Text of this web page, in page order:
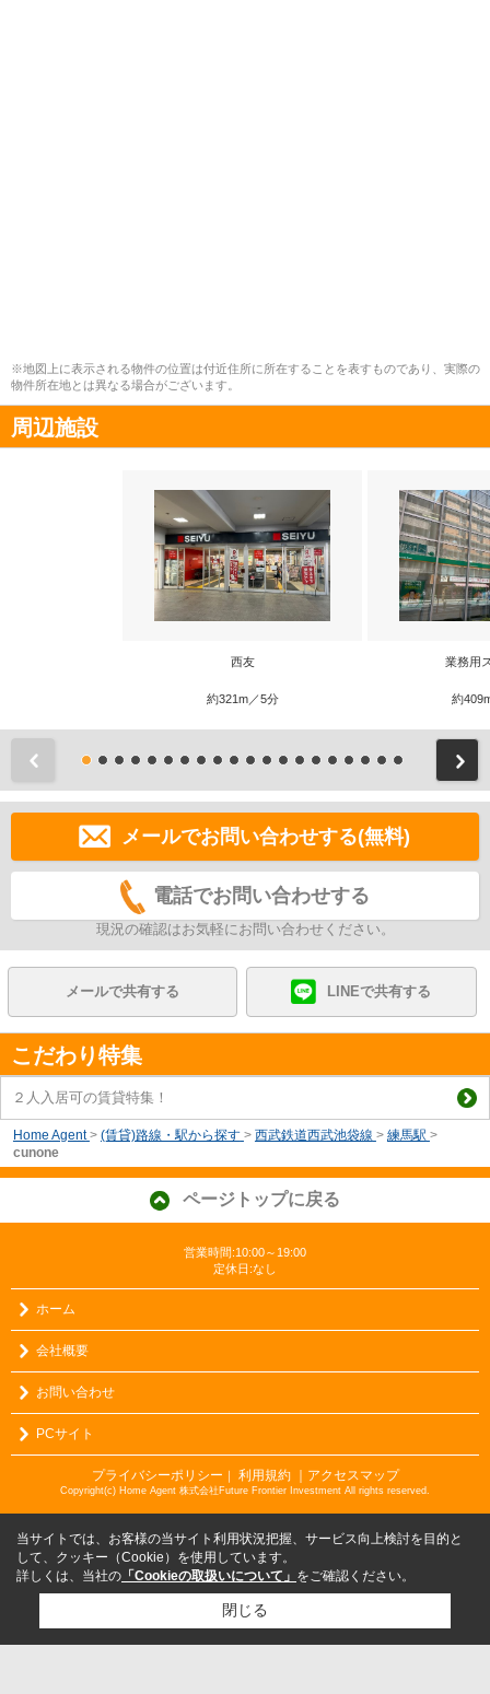
※地図上に表示される物件の位置は付近住所に所在することを表すものであり、実際の
物件所在地とは異なる場合がございます。
周辺施設
西友
約321m／5分
業務用
約
メールでお問い合わせする(無料)
電話でお問い合わせする
現況の確認はお気軽にお問い合わせください。
メールで共有する LINEで共有する
こだわり特集
２人入居可の賃貸特集！
Home Agent > (賃貸)路線・駅から探す > 西武鉄道西武池袋線 > 練馬駅 >
cunone
ページトップに戻る
営業時間:10:00～19:00
定休日:なし
ホーム
会社概要
お問い合わせ
PCサイト
プライバシーポリシー 利用規約 ｜アクセスマップ
Copyright(c) Home Agent 株式会社Future Frontier Investment All rights reserved.
当サイトでは、お客様の当サイト利用状況把握、サービス向上検討を目的と
して、クッキー（Cookie）を使用しています。
詳しくは、当社の 「Cookieの取扱いについて」 をご確認ください。
閉じる